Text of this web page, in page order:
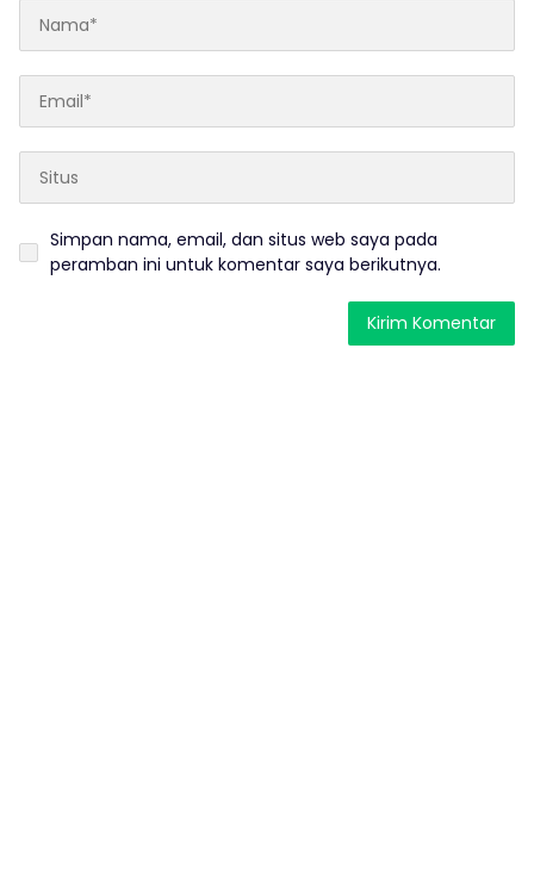
Simpan nama, email, dan situs web saya pada
peramban ini untuk komentar saya berikutnya.